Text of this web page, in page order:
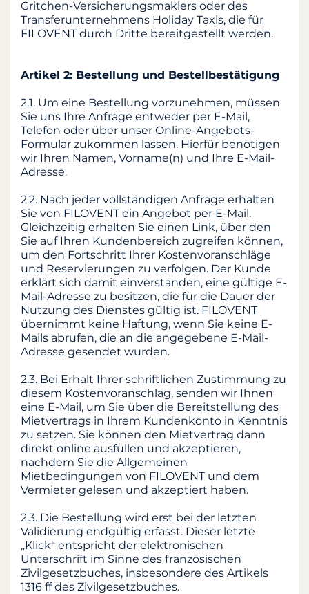
Gritchen-Versicherungsmaklers oder des
Transferunternehmens Holiday Taxis, die für
FILOVENT durch Dritte bereitgestellt werden.
Artikel 2: Bestellung und Bestellbestätigung
2.1. Um eine Bestellung vorzunehmen, müssen
Sie uns Ihre Anfrage entweder per E-Mail,
Telefon oder über unser Online-Angebots-
Formular zukommen lassen. Hierfür benötigen
wir Ihren Namen, Vorname(n) und Ihre E-Mail-
Adresse.
2.2. Nach jeder vollständigen Anfrage erhalten
Sie von FILOVENT ein Angebot per E-Mail.
Gleichzeitig erhalten Sie einen Link, über den
Sie auf Ihren Kundenbereich zugreifen können,
um den Fortschritt Ihrer Kostenvoranschläge
und Reservierungen zu verfolgen. Der Kunde
erklärt sich damit einverstanden, eine gültige E-
Mail-Adresse zu besitzen, die für die Dauer der
Nutzung des Dienstes gültig ist. FILOVENT
übernimmt keine Haftung, wenn Sie keine E-
Mails abrufen, die an die angegebene E-Mail-
Adresse gesendet wurden.
2.3. Bei Erhalt Ihrer schriftlichen Zustimmung zu
diesem Kostenvoranschlag, senden wir Ihnen
eine E-Mail, um Sie über die Bereitstellung des
Mietvertrags in Ihrem Kundenkonto in Kenntnis
zu setzen. Sie können den Mietvertrag dann
direkt online ausfüllen und akzeptieren,
nachdem Sie die Allgemeinen
Mietbedingungen von FILOVENT und dem
Vermieter gelesen und akzeptiert haben.
2.3. Die Bestellung wird erst bei der letzten
Validierung endgültig erfasst. Dieser letzte
„Klick“ entspricht der elektronischen
Unterschrift im Sinne des französischen
Zivilgesetzbuches, insbesondere des Artikels
1316 ff des Zivilgesetzbuches.